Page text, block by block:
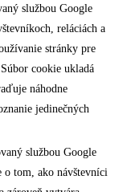
službou Google
reláciách a
stránky pre
cookie ukladá
náhodne
jedinečných
službou Google
tom, ako návštevníci